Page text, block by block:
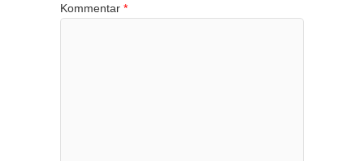
Kommentar *